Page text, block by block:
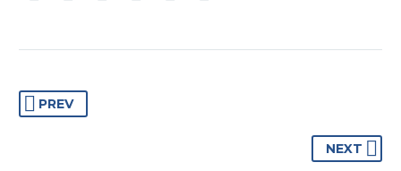
PREV
NEXT